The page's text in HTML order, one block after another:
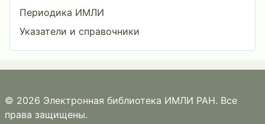
Периодика ИМЛИ
Указатели и справочники
© 2026 Электронная библиотека ИМЛИ РАН. Все
права защищены.